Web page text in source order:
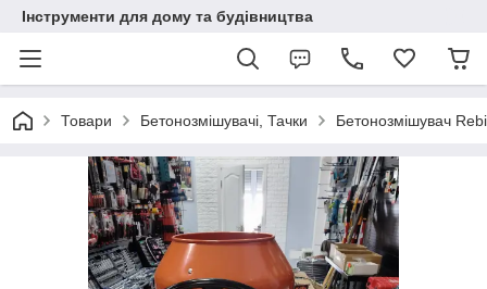
Інструменти для дому та будівництва
Товари Бетонозмішувачі, Тачки Бетонозмішувач